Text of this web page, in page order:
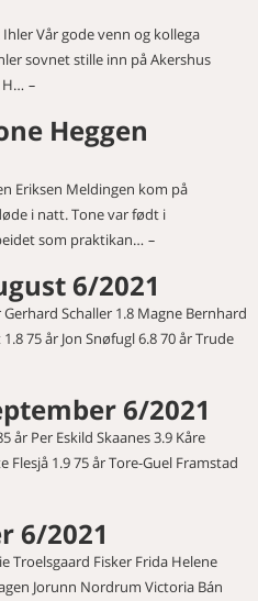
Vår gode venn og kollega
sovnet stille inn på Akershus
H…
Heggen
Eriksen Meldingen kom på
i natt. Tone var født i
som praktikan…
6/2021
Schaller 1.8 Magne Bernhard
75 år Jon Snøfugl 6.8 70 år Trude
6/2021
år Per Eskild Skaanes 3.9 Kåre
Flesjå 1.9 75 år Tore-Guel Framstad
6/2021
Troelsgaard Fisker Frida Helene
Jorunn Nordrum Victoria Bán